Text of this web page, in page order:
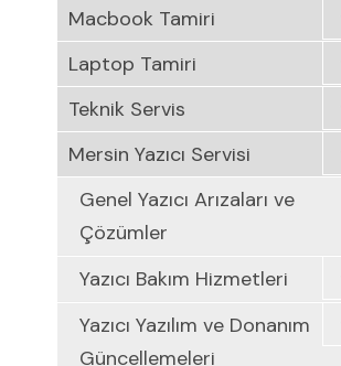
Macbook Tamiri
Laptop Tamiri
Teknik Servis
Mersin Yazıcı Servisi
Genel Yazıcı Arızaları ve
Çözümler
Yazıcı Bakım Hizmetleri
Yazıcı Yazılım ve Donanım
Güncellemeleri